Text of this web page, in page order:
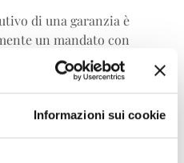
Informazioni sui cookie
di una garanzia è
un mandato con
agente di intervenire, in
tutti i creditori garantiti, nei